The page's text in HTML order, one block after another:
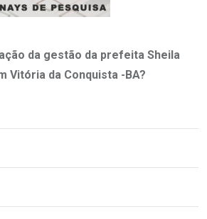
da gestão da prefeita Sheila
Vitória da Conquista -BA?